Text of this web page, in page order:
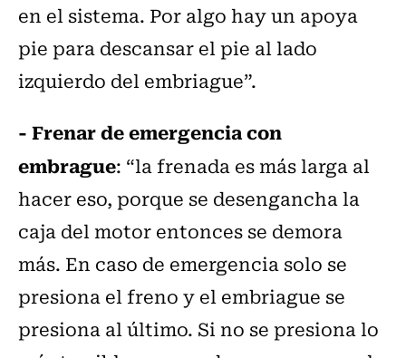
en el sistema. Por algo hay un apoya
pie para descansar el pie al lado
izquierdo del embriague”.
- Frenar de emergencia con
embrague: “la frenada es más larga al
hacer eso, porque se desengancha la
caja del motor entonces se demora
más. En caso de emergencia solo se
presiona el freno y el embriague se
presiona al último. Si no se presiona lo